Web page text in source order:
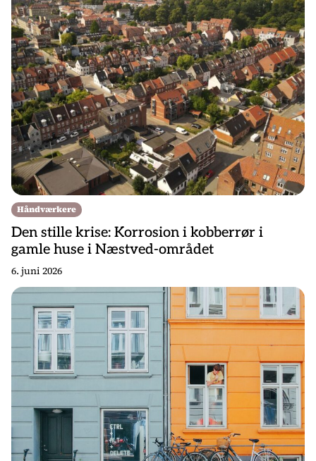
Håndværkere
Den stille krise: Korrosion i kobberrør i
gamle huse i Næstved-området
6. juni 2026